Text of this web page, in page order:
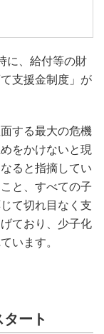
に、給付等の財
支援金制度」が
する最大の危機
をかけないと現
ると指摘してい
と、すべての子
て切れ目なく支
ており、少子化
います。
ート